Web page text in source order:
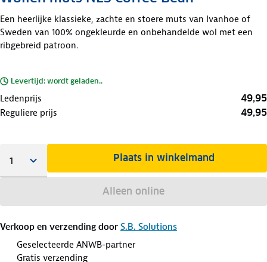
Een heerlijke klassieke, zachte en stoere muts van Ivanhoe of
Sweden van 100% ongekleurde en onbehandelde wol met een
ribgebreid patroon.
Levertijd: wordt geladen..
Ledenprijs 49,95
Reguliere prijs 49,95
Plaats in winkelmand
Alleen online
Verkoop en verzending door S.B. Solutions
Geselecteerde ANWB-partner
Gratis verzending